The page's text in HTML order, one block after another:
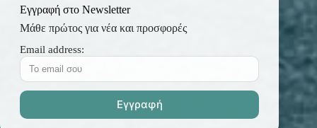
Εγγραφή στο Newsletter
Μάθε πρώτος για νέα και προσφορές
Email address: